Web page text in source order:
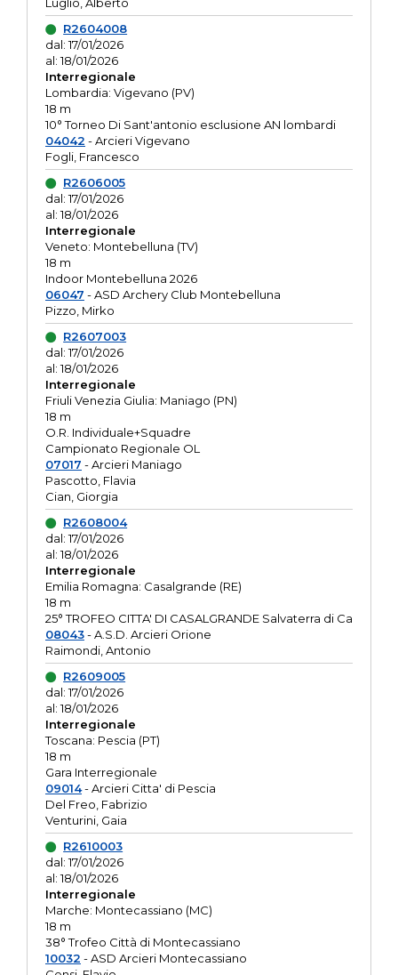
R2604008
dal: 17/01/2026
al: 18/01/2026
Interregionale
Lombardia: Vigevano (PV)
18 m
10° Torneo Di Sant'antonio esclusione AN lombardi
04042 - Arcieri Vigevano
Fogli, Francesco
R2606005
dal: 17/01/2026
al: 18/01/2026
Interregionale
Veneto: Montebelluna (TV)
18 m
Indoor Montebelluna 2026
06047 - ASD Archery Club Montebelluna
Pizzo, Mirko
R2607003
dal: 17/01/2026
al: 18/01/2026
Interregionale
Friuli Venezia Giulia: Maniago (PN)
18 m
O.R. Individuale+Squadre
Campionato Regionale OL
07017 - Arcieri Maniago
Pascotto, Flavia
Cian, Giorgia
R2608004
dal: 17/01/2026
al: 18/01/2026
Interregionale
Emilia Romagna: Casalgrande (RE)
18 m
25° TROFEO CITTA' DI CASALGRANDE Salvaterra di Ca
08043- A.S.D. Arcieri Orione
Raimondi, Antonio
R2609005
dal: 17/01/2026
al: 18/01/2026
Interregionale
Toscana: Pescia (PT)
18 m
Gara Interregionale
09014- Arcieri Citta' di Pescia
Del Freo, Fabrizio
Venturini, Gaia
R2610003
dal: 17/01/2026
al: 18/01/2026
Interregionale
Marche: Montecassiano (MC)
18 m
38° Trofeo Città di Montecassiano
10032 - ASD Arcieri Montecassiano